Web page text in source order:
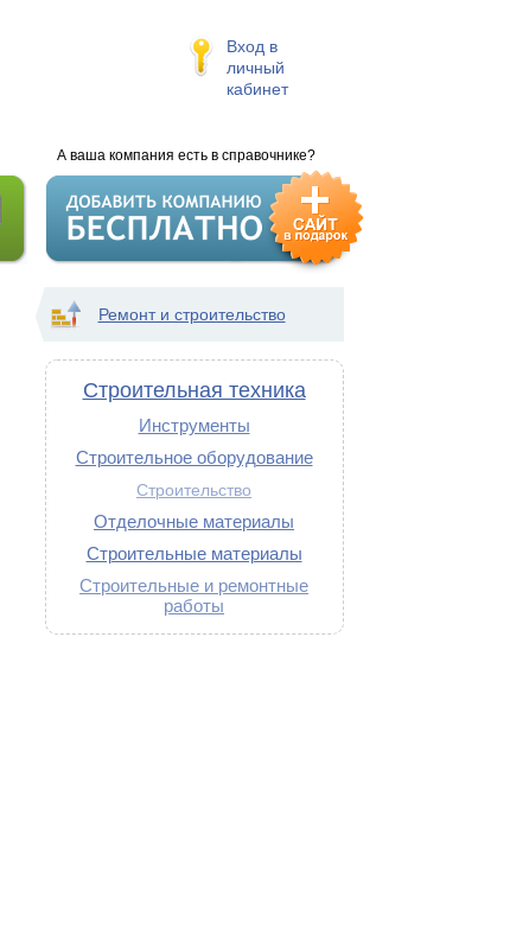
Вход в
личный
кабинет
А ваша компания есть в справочнике?
Ремонт и строительство
Строительная техника
Инструменты
Строительное оборудование
Строительство
Отделочные материалы
Строительные материалы
Строительные и ремонтные
работы